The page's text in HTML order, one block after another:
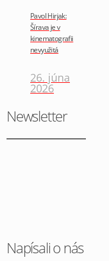
Pavol Hirjak:
Šírava je v
kinematografii
nevyužitá
26. júna
2026
Newsletter
Napísali o nás